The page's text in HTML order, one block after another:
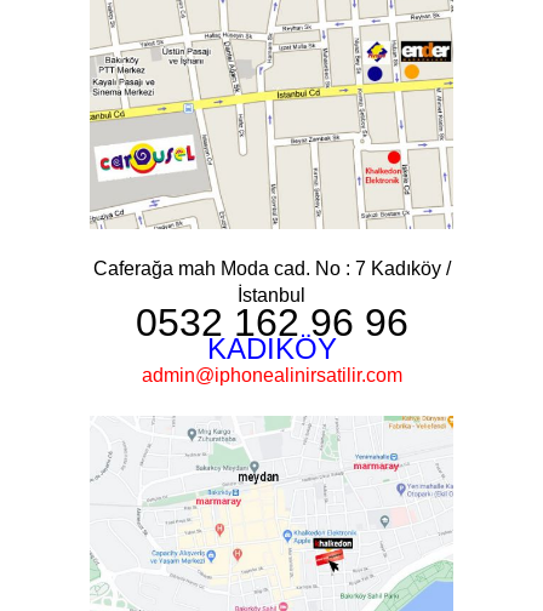
Caferağa mah Moda cad. No : 7 Kadıköy /
İstanbul
0532 162 96 96
KADIKÖY
admin@iphonealinirsatilir.com